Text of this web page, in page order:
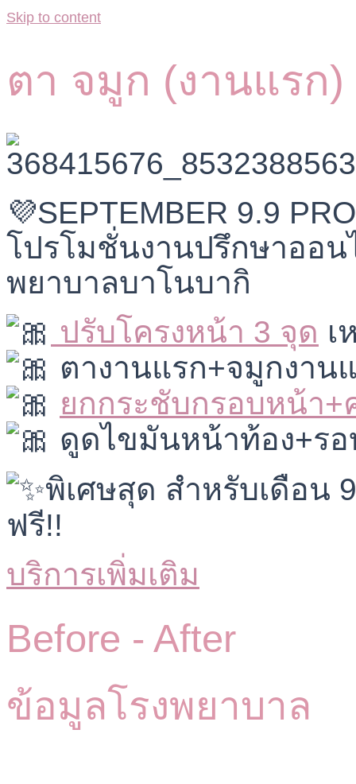
Skip to content
ตา จมูก (งานแรก)
💜SEPTEMBER 9.9
โปรโมชั่นงานปรึกษาออน
พยาบาลบาโนบากิ
ปรับโครงหน้า 3 จุด เ
ตางานแรก+จมูกงาน
ยกกระชับกรอบหน้า+
ดูดไขมันหน้าท้อง+รอ
พิเศษสุด สำหรับเดือน
ฟรี!!
บริการเพิ่มเติม
Before - After
ข้อมูลโรงพยาบาล